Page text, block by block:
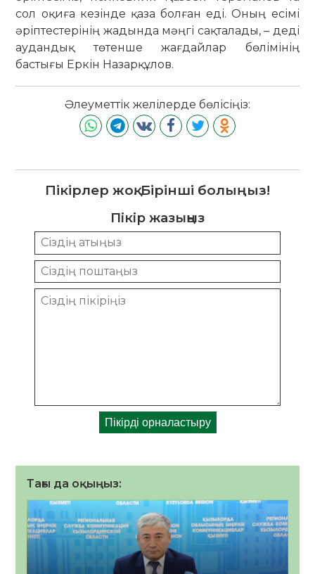
сол оқиға кезінде қаза болған еді. Оның есімі
әріптестерінің жадында мәңгі сақталады, – деді
аудандық төтенше жағдайлар бөлімінің
бастығы Еркін Назарқұлов.
Әлеуметтік желілерде бөлісіңіз:
Пікірлер жоқ. Бірінші болыңыз!
Пікір жазыңыз
Тағы да оқыңыз: